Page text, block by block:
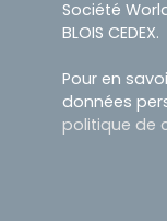
Société
BLOIS CEDEX.
Pour en
données
politique de